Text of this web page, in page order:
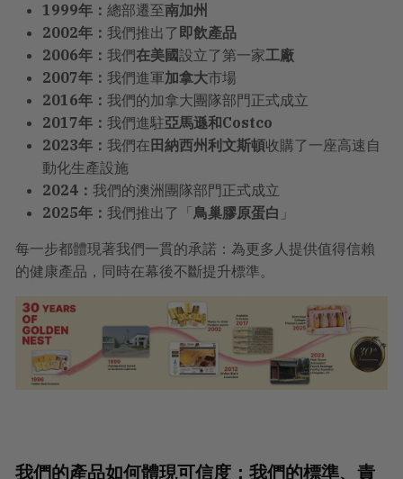
1999年： 總部遷至南加州
2002年： 我們推出了 即飲產品
2006年： 我們在美國設立了第一家工廠
2007年： 我們進軍加拿大市場
2016年： 我們的加拿大團隊部門正式成立
2017年： 我們進駐亞馬遜和Costco
2023年： 我們在 田納西州利文斯頓收購了一座高速自
動化生產設施
2024： 我們的澳洲團隊部門正式成立
2025年： 我們推出了「鳥巢膠原蛋白 」
每一步都體現著我們一貫的承諾：為更多人提供值得信賴
的健康產品，同時在幕後不斷提升標準。
我們的產品如何體現可信度：我們的標準、責